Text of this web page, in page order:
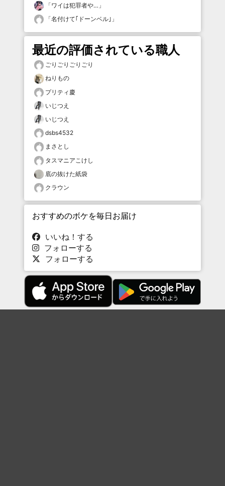
「ワイは犯罪者や… 」
「名付けて｢ドーンベル｣ 」
最近の評価されている職人
ごりごりごりごり
ねりもの
プリティ慶
いじつえ
いじつえ
dsbs4532
まさとし
タスマニアこけし
底の抜けた紙袋
クラウン
おすすめのボケを毎日お届け
いいね！する
フォローする
フォローする